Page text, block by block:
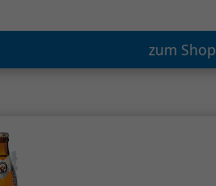
zum Shop